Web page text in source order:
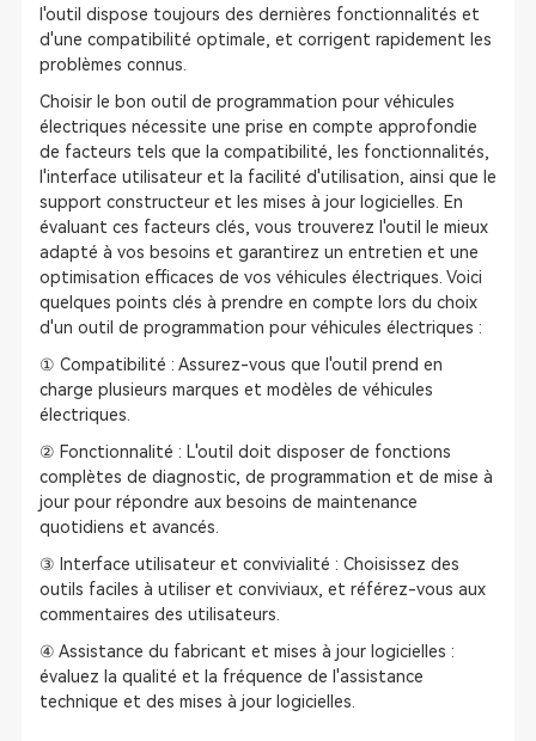
l'outil dispose toujours des dernières fonctionnalités et
d'une compatibilité optimale, et corrigent rapidement les
problèmes connus.
Choisir le bon outil de programmation pour véhicules
électriques nécessite une prise en compte approfondie
de facteurs tels que la compatibilité, les fonctionnalités,
l'interface utilisateur et la facilité d'utilisation, ainsi que le
support constructeur et les mises à jour logicielles. En
évaluant ces facteurs clés, vous trouverez l'outil le mieux
adapté à vos besoins et garantirez un entretien et une
optimisation efficaces de vos véhicules électriques. Voici
quelques points clés à prendre en compte lors du choix
d'un outil de programmation pour véhicules électriques :
① Compatibilité : Assurez-vous que l'outil prend en
charge plusieurs marques et modèles de véhicules
électriques.
② Fonctionnalité : L'outil doit disposer de fonctions
complètes de diagnostic, de programmation et de mise à
jour pour répondre aux besoins de maintenance
quotidiens et avancés.
③ Interface utilisateur et convivialité : Choisissez des
outils faciles à utiliser et conviviaux, et référez-vous aux
commentaires des utilisateurs.
④ Assistance du fabricant et mises à jour logicielles :
évaluez la qualité et la fréquence de l'assistance
technique et des mises à jour logicielles.